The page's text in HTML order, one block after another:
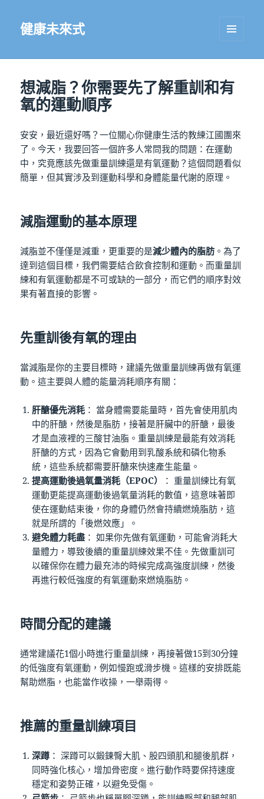
健康未來式
小工具
想減脂？你需要先了解重訓和有
氧的運動順序
安安，最近還好嗎？一位關心你健康生活的教練江國團來
了。今天，我要回答一個許多人常問我的問題：在運動
中，究竟應該先做重量訓練還是有氧運動？這個問題看似
簡單，但其實涉及到運動科學和身體能量代謝的原理。
減脂運動的基本原理
減脂並不僅僅是減重，更重要的是減少體內的脂肪 。為了
達到這個目標，我們需要結合飲食控制和運動。而重量訓
練和有氧運動都是不可或缺的一部分，而它們的順序對效
果有著直接的影響。
先重訓後有氧的理由
當減脂是你的主要目標時，建議先做重量訓練再做有氧運
動。這主要與人體的能量消耗順序有關：
肝醣優先消耗 ： 當身體需要能量時，首先會使用肌肉
中的肝醣，然後是脂肪，接著是肝臟中的肝醣，最後
才是血液裡的三酸甘油脂。重量訓練是最能有效消耗
肝醣的方式，因為它會動用到乳酸系統和磷化物系
統，這些系統都需要肝醣來快速產生能量​。
提高運動後過氧量消耗（EPOC）
： 重量訓練比有氧
運動更能提高運動後過氧量消耗的數值，這意味著即
使在運動結束後，你的身體仍然會持續燃燒脂肪，這
就是所謂的「後燃效應」​。
避免體力耗盡 ： 如果你先做有氧運動，可能會消耗大
量體力，導致後續的重量訓練效果不佳。先做重訓可
以確保你在體力最充沛的時候完成高強度訓練，然後
再進行較低強度的有氧運動來燃燒脂肪。
時間分配的建議
通常建議花1個小時進行重量訓練，再接著做15到30分鐘
的低強度有氧運動，例如慢跑或滑步機。這樣的安排既能
幫助燃脂，也能當作收操，一舉兩得​。
推薦的重量訓練項目
深蹲 ： 深蹲可以鍛鍊臀大肌、股四頭肌和腿後肌群，
同時強化核心，增加骨密度。進行動作時要保持速度
穩定和姿勢正確，以避免受傷。